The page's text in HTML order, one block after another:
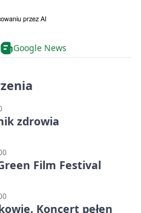
Google News
zdrowia
Film Festival
Koncert pełen